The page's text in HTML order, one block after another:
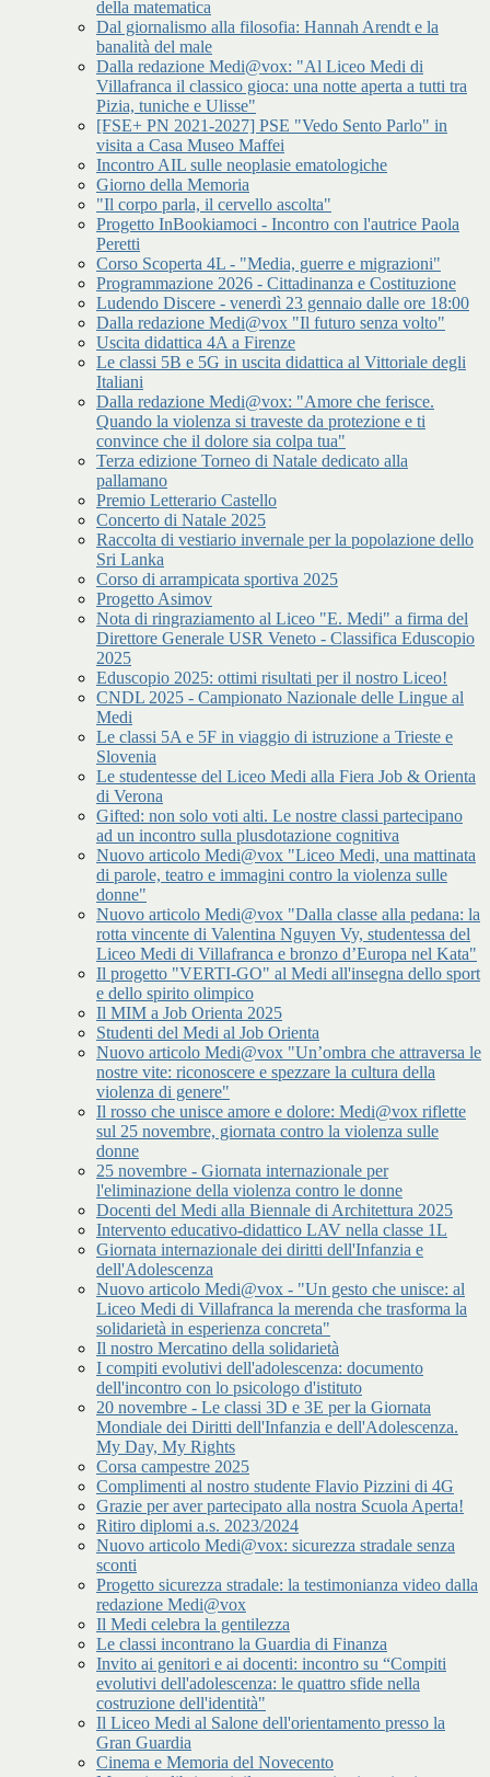
della matematica
Dal giornalismo alla filosofia: Hannah Arendt e la
banalità del male
Dalla redazione Medi@vox: "Al Liceo Medi di
Villafranca il classico gioca: una notte aperta a tutti tra
Pizia, tuniche e Ulisse"
[FSE+ PN 2021-2027] PSE "Vedo Sento Parlo" in
visita a Casa Museo Maffei
Incontro AIL sulle neoplasie ematologiche
Giorno della Memoria
"Il corpo parla, il cervello ascolta"
Progetto InBookiamoci - Incontro con l'autrice Paola
Peretti
Corso Scoperta 4L - "Media, guerre e migrazioni"
Programmazione 2026 - Cittadinanza e Costituzione
Ludendo Discere - venerdì 23 gennaio dalle ore 18:00
Dalla redazione Medi@vox "Il futuro senza volto"
Uscita didattica 4A a Firenze
Le classi 5B e 5G in uscita didattica al Vittoriale degli
Italiani
Dalla redazione Medi@vox: "Amore che ferisce.
Quando la violenza si traveste da protezione e ti
convince che il dolore sia colpa tua"
Terza edizione Torneo di Natale dedicato alla
pallamano
Premio Letterario Castello
Concerto di Natale 2025
Raccolta di vestiario invernale per la popolazione dello
Sri Lanka
Corso di arrampicata sportiva 2025
Progetto Asimov
Nota di ringraziamento al Liceo "E. Medi" a firma del
Direttore Generale USR Veneto - Classifica Eduscopio
2025
Eduscopio 2025: ottimi risultati per il nostro Liceo!
CNDL 2025 - Campionato Nazionale delle Lingue al
Medi
Le classi 5A e 5F in viaggio di istruzione a Trieste e
Slovenia
Le studentesse del Liceo Medi alla Fiera Job & Orienta
di Verona
Gifted: non solo voti alti. Le nostre classi partecipano
ad un incontro sulla plusdotazione cognitiva
Nuovo articolo Medi@vox "Liceo Medi, una mattinata
di parole, teatro e immagini contro la violenza sulle
donne"
Nuovo articolo Medi@vox "Dalla classe alla pedana: la
rotta vincente di Valentina Nguyen Vy, studentessa del
Liceo Medi di Villafranca e bronzo d’Europa nel Kata"
Il progetto "VERTI-GO" al Medi all'insegna dello sport
e dello spirito olimpico
Il MIM a Job Orienta 2025
Studenti del Medi al Job Orienta
Nuovo articolo Medi@vox "Un’ombra che attraversa le
nostre vite: riconoscere e spezzare la cultura della
violenza di genere"
Il rosso che unisce amore e dolore: Medi@vox riflette
sul 25 novembre, giornata contro la violenza sulle
donne
25 novembre - Giornata internazionale per
l'eliminazione della violenza contro le donne
Docenti del Medi alla Biennale di Architettura 2025
Intervento educativo-didattico LAV nella classe 1L
Giornata internazionale dei diritti dell'Infanzia e
dell'Adolescenza
Nuovo articolo Medi@vox - "Un gesto che unisce: al
Liceo Medi di Villafranca la merenda che trasforma la
solidarietà in esperienza concreta"
Il nostro Mercatino della solidarietà
I compiti evolutivi dell'adolescenza: documento
dell'incontro con lo psicologo d'istituto
20 novembre - Le classi 3D e 3E per la Giornata
Mondiale dei Diritti dell'Infanzia e dell'Adolescenza.
My Day, My Rights
Corsa campestre 2025
Complimenti al nostro studente Flavio Pizzini di 4G
Grazie per aver partecipato alla nostra Scuola Aperta!
Ritiro diplomi a.s. 2023/2024
Nuovo articolo Medi@vox: sicurezza stradale senza
sconti
Progetto sicurezza stradale: la testimonianza video dalla
redazione Medi@vox
Il Medi celebra la gentilezza
Le classi incontrano la Guardia di Finanza
Invito ai genitori e ai docenti: incontro su “Compiti
evolutivi dell'adolescenza: le quattro sfide nella
costruzione dell'identità"
Il Liceo Medi al Salone dell'orientamento presso la
Gran Guardia
Cinema e Memoria del Novecento